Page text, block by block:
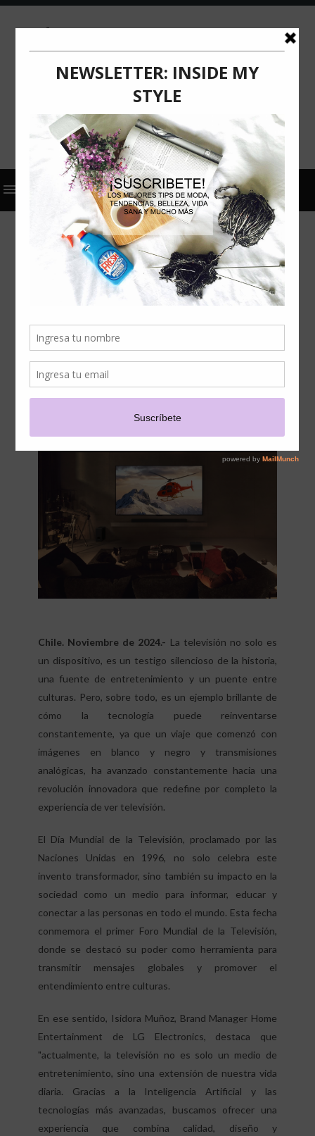
ACTUALIZACIÓN COMUNICADO DE PRENSA
LG
DEL BLANCO Y NEGRO AL
OLED INALÁMBRICO: LA
REVOLUCIÓN
TECNOLÓGICA DE LA
TELEVISIÓN
Chile. Noviembre de 2024.- La televisión no solo es
un dispositivo, es un testigo silencioso de la historia,
una fuente de entretenimiento y un puente entre
culturas. Pero, sobre todo, es un ejemplo brillante de
cómo la tecnología puede reinventarse
constantemente, ya que un viaje que comenzó con
imágenes en blanco y negro y transmisiones
analógicas, ha avanzado constantemente hacia una
revolución innovadora que redefine por completo la
experiencia de ver televisión.
El Día Mundial de la Televisión, proclamado por las
Naciones Unidas en 1996, no solo celebra este
invento transformador, sino también su impacto en la
sociedad como un medio para informar, educar y
conectar a las personas en todo el mundo. Esta fecha
conmemora el primer Foro Mundial de la Televisión,
donde se destacó su poder como herramienta para
transmitir mensajes globales y promover el
entendimiento entre culturas.
En ese sentido, Isidora Muñoz, Brand Manager Home
Entertainment de LG Electronics, destaca que
"actualmente, la televisión no es solo un medio de
entretenimiento, sino una extensión de nuestra vida
diaria. Gracias a la Inteligencia Artificial y las
tecnologías más avanzadas, buscamos ofrecer una
experiencia que combina calidad, diseño y